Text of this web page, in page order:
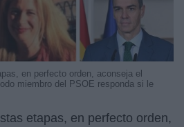
en perfecto orden, aconseja el
miembro del PSOE responda si le
etapas, en perfecto orden,